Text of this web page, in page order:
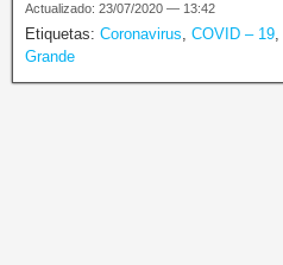
Actualizado: 23/07/2020 — 13:42
Etiquetas: Coronavirus, COVID – 19,
Grande